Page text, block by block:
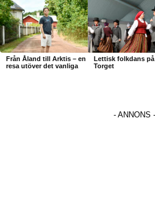
Från Åland till Arktis – en
resa utöver det vanliga
Lettisk folkdans på
Torget